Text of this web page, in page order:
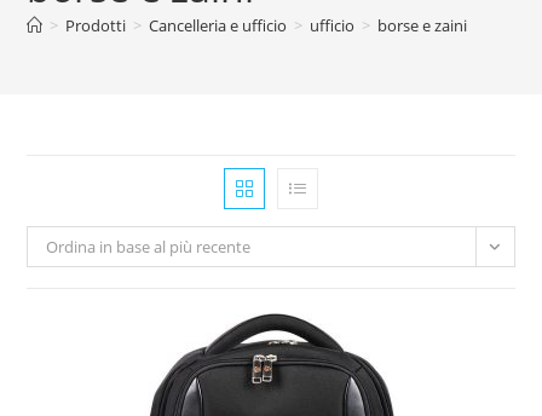
> Prodotti > Cancelleria e ufficio > ufficio > borse e zaini
Ordina in base al più recente